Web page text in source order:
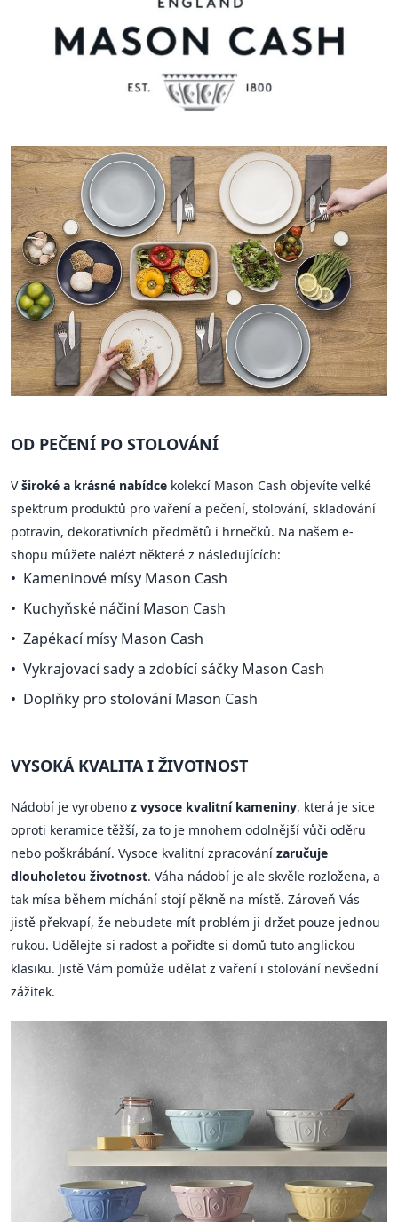
OD PEČENÍ PO STOLOVÁNÍ
Vširoké a krásné nabídce kolekcí Mason Cash objevíte velké
spektrum produktů pro vaření a pečení, stolování, skladování
potravin, dekorativních předmětů i hrnečků. Na našem e-
shopu můžete nalézt některé z následujících:
Kameninové mísy Mason Cash
Kuchyňské náčiní Mason Cash
Zapékací mísy Mason Cash
Vykrajovací sady a zdobící sáčky Mason Cash
Doplňky pro stolování Mason Cash
VYSOKÁ KVALITA I ŽIVOTNOST
Nádobí je vyrobeno z vysoce kvalitní kameniny, která je sice
oproti keramice těžší, za to je mnohem odolnější vůči oděru
nebo poškrábání. Vysoce kvalitní zpracování zaručuje
dlouholetou životnost. Váha nádobí je ale skvěle rozložena, a
tak mísa během míchání stojí pěkně na místě. Zároveň Vás
jistě překvapí, že nebudete mít problém ji držet pouze jednou
rukou. Udělejte si radost a pořiďte si domů tuto anglickou
klasiku. Jistě Vám pomůže udělat z vaření i stolování nevšední
zážitek.